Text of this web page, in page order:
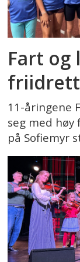
Fart og
11-åringene
seg med
på Sofiemyr